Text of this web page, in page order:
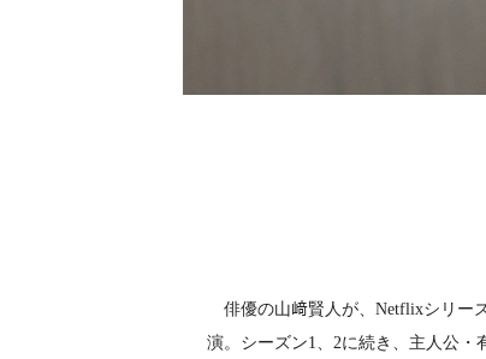
俳優の山﨑賢人が、Netflixシリー
演。シーズン1、2に続き、主人公・